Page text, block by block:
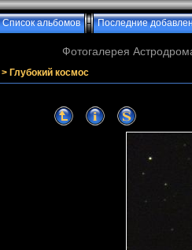
Список альбомов Последние
Фотогалерея
> Глубокий космос